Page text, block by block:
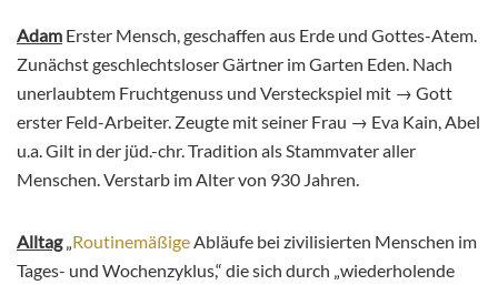
Adam Erster Mensch, geschaffen aus Erde und Gottes-Atem.
Zunächst geschlechtsloser Gärtner im Garten Eden. Nach
unerlaubtem Fruchtgenuss und Versteckspiel mit → Gott
erster Feld-Arbeiter. Zeugte mit seiner Frau → Eva Kain, Abel
u.a. Gilt in der jüd.-chr. Tradition als Stammvater aller
Menschen. Verstarb im Alter von 930 Jahren.
Alltag„RoutinemäßigeAbläufe bei zivilisierten Menschen im
Tages- und Wochenzyklus,“ die sich durch „wiederholende